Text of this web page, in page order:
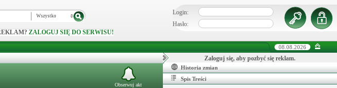
Wszystko
ZALOGUJ SIĘ DO SERWISU!
Login:
Hasło:
08.08.2026
Obserwuj akt
Zaloguj się, aby pozbyć się reklam.
Historia zmian
Spis Treści